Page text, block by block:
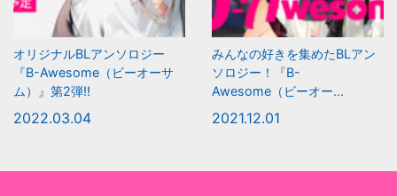
オリジナルBLアンソロジー
『B-Awesome（ビーオーサ
ム）』第2弾!!
2022.03.04
みんなの好きを集めたBLアン
ソロジー！『B-
Awesome（ビーオー...
2021.12.01